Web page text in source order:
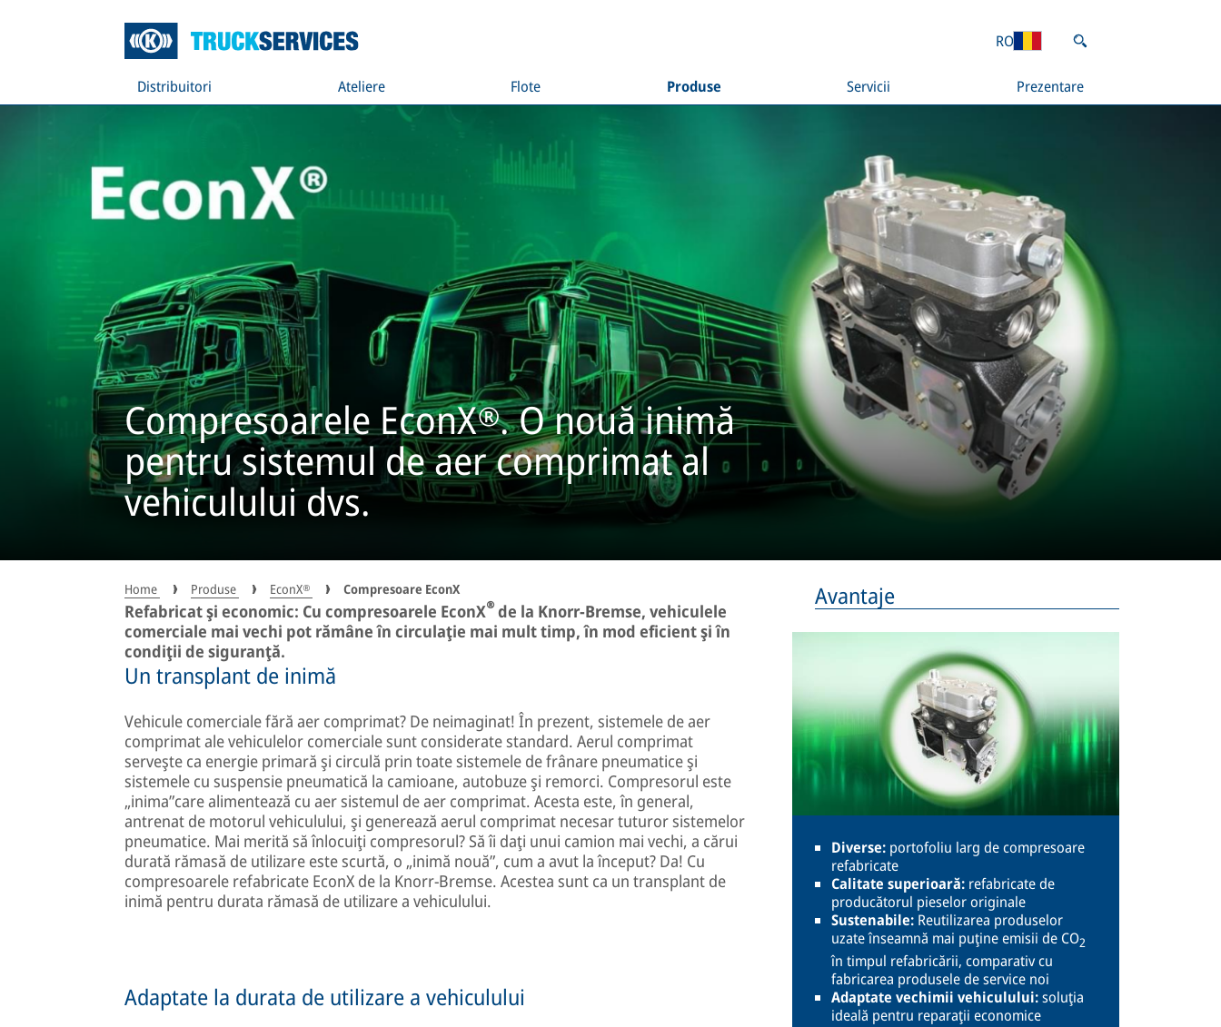
Distribuitori Ateliere Flote Produse Servicii Prezentare
RO
Compresoarele EconX®. O nouă inimă
pentru sistemul de aer comprimat al
vehiculului dvs.
Home Produse EconX® Compresoare EconX
Refabricat şi economic: Cu compresoarele EconX® de la Knorr-Bremse, vehiculele
comerciale mai vechi pot rămâne în circulaţie mai mult timp, în mod eficient şi în
condiţii de siguranţă.
Un transplant de inimă
Vehicule comerciale fără aer comprimat? De neimaginat! În prezent, sistemele de aer
comprimat ale vehiculelor comerciale sunt considerate standard. Aerul comprimat
serveşte ca energie primară şi circulă prin toate sistemele de frânare pneumatice şi
sistemele cu suspensie pneumatică la camioane, autobuze şi remorci. Compresorul este
„inima”care alimentează cu aer sistemul de aer comprimat. Acesta este, în general,
antrenat de motorul vehiculului, şi generează aerul comprimat necesar tuturor sistemelor
pneumatice. Mai merită să înlocuiţi compresorul? Să îi daţi unui camion mai vechi, a cărui
durată rămasă de utilizare este scurtă, o „inimă nouă”, cum a avut la început? Da! Cu
compresoarele refabricate EconX de la Knorr-Bremse. Acestea sunt ca un transplant de
inimă pentru durata rămasă de utilizare a vehiculului.
Adaptate la durata de utilizare a vehiculului
Avantaje
Diverse: portofoliu larg de compresoare
refabricate
Calitate superioară: refabricate de
producătorul pieselor originale
Sustenabile: Reutilizarea produselor
uzate înseamnă mai puţine emisii de CO2
în timpul refabricării, comparativ cu
fabricarea produsele de service noi
Adaptate vechimii vehiculului:soluţia
ideală pentru reparaţii economice